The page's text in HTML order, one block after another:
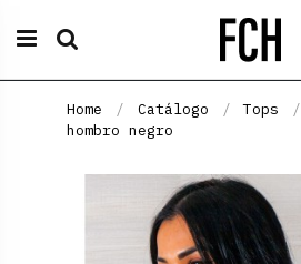
Home Catálogo Tops
hombro negro